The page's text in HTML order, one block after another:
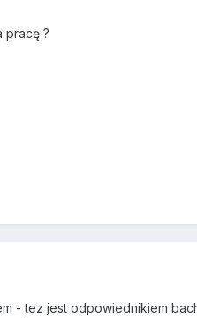
pracę ?
- tez jest odpowiednikiem